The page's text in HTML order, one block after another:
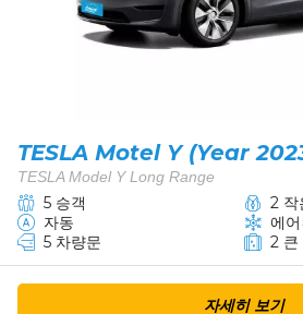
TESLA Motel Y (Year
TESLA Model Y Long Range
5 승객
2 작
자동
에어
5 차량문
2 큰
자세히 보기